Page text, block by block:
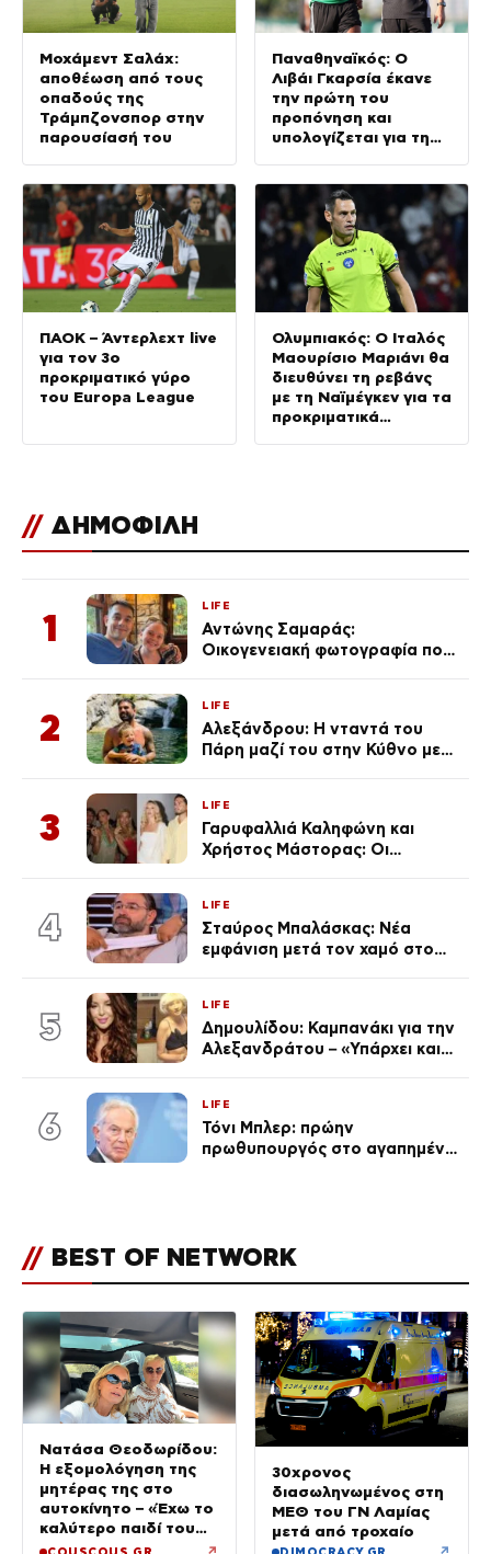
Μοχάμεντ Σαλάχ:
αποθέωση από τους
οπαδούς της
Τράμπζονσπορ στην
παρουσίασή του
Παναθηναϊκός: Ο
Λιβάι Γκαρσία έκανε
την πρώτη του
προπόνηση και
υπολογίζεται για τη
ΠΑΟΚ – Άντερλεχτ live
για τον 3ο
προκριματικό γύρο
του Europa League
Ολυμπιακός: Ο Ιταλός
Μαουρίσιο Μαριάνι θα
διευθύνει τη ρεβάνς
με τη Ναϊμέγκεν για τα
προκριματικά
// ΔΗΜΟΦΙΛΗ
1
LIFE
Αντώνης Σαμαράς:
Οικογενειακή φωτογραφία που
Λένας
2
LIFE
Αλεξάνδρου: Η νταντά του
Πάρη μαζί του στην Κύθνο με
3
LIFE
Γαρυφαλλιά Καληφώνη και
Χρήστος Μάστορας: Οι
απαρατήρητη
4
LIFE
Σταύρος Μπαλάσκας: Νέα
εμφάνιση μετά τον χαμό στο
5
LIFE
Δημουλίδου: Καμπανάκι για την
Αλεξανδράτου – «Υπάρχει και
6
LIFE
Τόνι Μπλερ: πρώην
πρωθυπουργός στο αγαπημένο
// BEST OF NETWORK
Νατάσα Θεοδωρίδου:
Η εξομολόγηση της
μητέρας της στο
αυτοκίνητο – «Έχω το
καλύτερο παιδί του
κόσμου»
30χρονος
διασωληνωμένος στη
ΜΕΘ του ΓΝ Λαμίας
μετά από τροχαίο